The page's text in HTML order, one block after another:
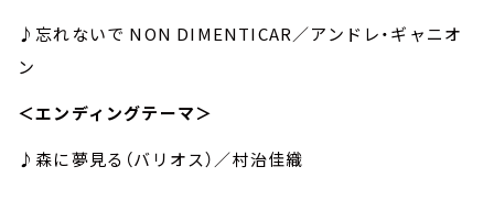
♪忘れないで NON DIMENTICAR／アンドレ・ギャニオ
ン
＜エンディングテーマ＞
♪森に夢見る（バリオス）／村治佳織